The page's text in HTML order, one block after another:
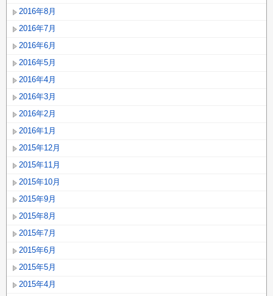
2016年8月
2016年7月
2016年6月
2016年5月
2016年4月
2016年3月
2016年2月
2016年1月
2015年12月
2015年11月
2015年10月
2015年9月
2015年8月
2015年7月
2015年6月
2015年5月
2015年4月